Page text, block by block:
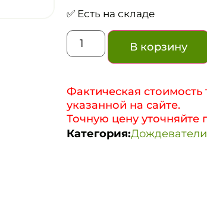
✅ Есть на складе
В корзину
Фактическая стоимость
указанной на сайте.
Точную цену уточняйте
Категория: